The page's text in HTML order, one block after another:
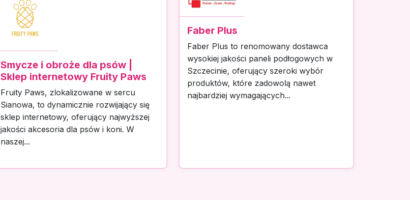
Smycze i obroże dla psów |
Sklep internetowy Fruity Paws
Fruity Paws, zlokalizowane w sercu
Sianowa, to dynamicznie rozwijający się
sklep internetowy, oferujący najwyższej
jakości akcesoria dla psów i koni. W
naszej...
Faber Plus
Faber Plus to renomowany dostawca
wysokiej jakości paneli podłogowych w
Szczecinie, oferujący szeroki wybór
produktów, które zadowolą nawet
najbardziej wymagających...